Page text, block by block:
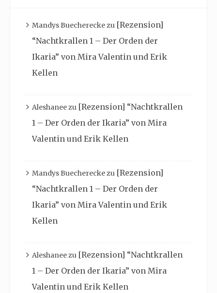
Mandys Buechereckezu [Rezension]
“Nachtkrallen 1 – Der Orden der
Ikaria” von Mira Valentin und Erik
Kellen
Aleshaneezu [Rezension] “Nachtkrallen
1 – Der Orden der Ikaria” von Mira
Valentin und Erik Kellen
Mandys Buechereckezu [Rezension]
“Nachtkrallen 1 – Der Orden der
Ikaria” von Mira Valentin und Erik
Kellen
Aleshaneezu [Rezension] “Nachtkrallen
1 – Der Orden der Ikaria” von Mira
Valentin und Erik Kellen